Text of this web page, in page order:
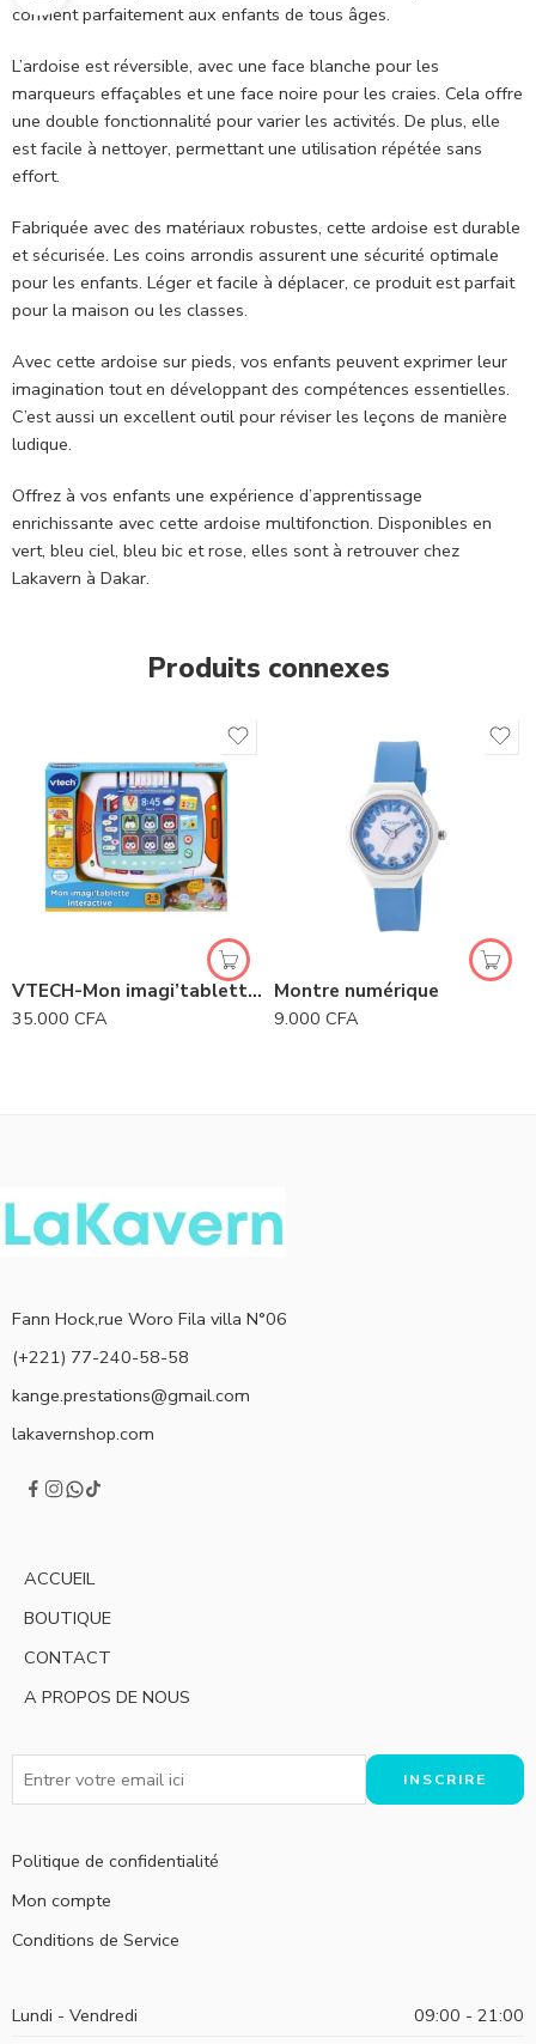
convient parfaitement aux enfants de tous âges.
L’ardoise est réversible, avec une face blanche pour les
marqueurs effaçables et une face noire pour les craies. Cela offre
une double fonctionnalité pour varier les activités. De plus, elle
est facile à nettoyer, permettant une utilisation répétée sans
effort.
Fabriquée avec des matériaux robustes, cette ardoise est durable
et sécurisée. Les coins arrondis assurent une sécurité optimale
pour les enfants. Léger et facile à déplacer, ce produit est parfait
pour la maison ou les classes.
Avec cette ardoise sur pieds, vos enfants peuvent exprimer leur
imagination tout en développant des compétences essentielles.
C’est aussi un excellent outil pour réviser les leçons de manière
ludique.
Offrez à vos enfants une expérience d’apprentissage
enrichissante avec cette ardoise multifonction. Disponibles en
vert, bleu ciel, bleu bic et rose, elles sont à retrouver chez
Lakavern à Dakar.
Produits connexes
VTECH-Mon imagi’tablette interactive
35.000 CFA
Montre numérique
9.000 CFA
Fann Hock,rue Woro Fila villa N°06
(+221) 77-240-58-58
kange.prestations@gmail.com
lakavernshop.com
ACCUEIL
BOUTIQUE
CONTACT
A PROPOS DE NOUS
Politique de confidentialité
Mon compte
Conditions de Service
Lundi - Vendredi 09:00 - 21:00